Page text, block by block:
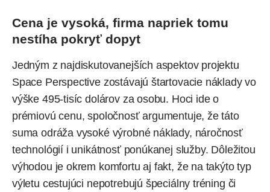
Cena je vysoká, firma napriek tomu
nestíha pokryť dopyt
Jedným z najdiskutovanejších aspektov projektu
Space Perspective zostávajú štartovacie náklady vo
výške 495-tisíc dolárov za osobu. Hoci ide o
prémiovú cenu, spoločnosť argumentuje, že táto
suma odráža vysoké výrobné náklady, náročnosť
technológií i unikátnosť ponúkanej služby. Dôležitou
výhodou je okrem komfortu aj fakt, že na takýto typ
výletu cestujúci nepotrebujú špeciálny tréning či